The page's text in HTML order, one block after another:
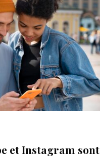
et Instagram sont